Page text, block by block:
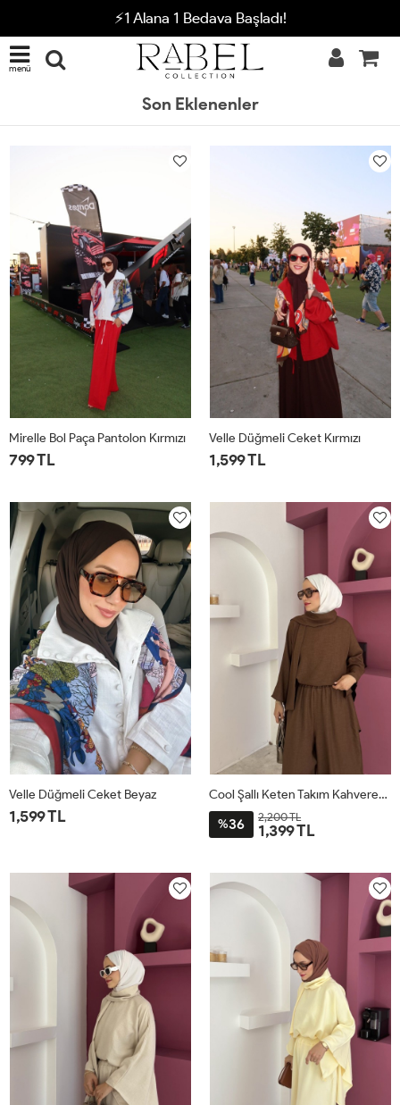
⚡1 Alana 1 Bedava Başladı!
menü
Son Eklenenler
Mirelle Bol Paça Pantolon Kırmızı
799 TL
Velle Düğmeli Ceket Kırmızı
1,599 TL
Velle Düğmeli Ceket Beyaz
1,599 TL
Cool Şallı Keten Takım Kahverengi
%36 2,200 TL
1,399 TL